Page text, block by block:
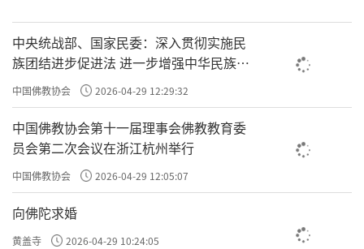
中央统战部、国家民委：深入贯彻实施民
族团结进步促进法 进一步增强中华民族凝
聚力向心力
中国佛教协会 2026-04-29 12:29:32
中国佛教协会第十一届理事会佛教教育委
员会第二次会议在浙江杭州举行
中国佛教协会 2026-04-29 12:05:07
向佛陀求婚
黄盖寺 2026-04-29 10:24:05